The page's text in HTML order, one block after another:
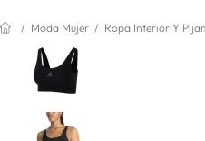
Zapatos
Moda Mujer Ropa Interior Y